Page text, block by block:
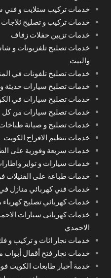
خدمات تركيب ستلايت و فني
خدمات تركيب و تصليح
خدمات تزيين حفلات زفاف
خدمات تصليح تلفزيونات و
والبيت
خدمات تصليح تلفونات في
خدمات تصليح سيارات حديثة و
خدمات تصليح سيارات في
خدمات تصليح سيارات من كل
خدمات تصليح و صيانة
خدمات تنظيم الافراح الكويت
خدمات سريعة وفورية على
خدمات سيارات و تواير
خدمات طباعة على الفنيلات
خدمات فني كهربائي منازل في
خدمات كهربائي تصليح
خدمات كهربائي سيارات
الاحمدي
خدمات نجار اثاث و تركيب و
خدمات نجار فتح أقفال أبواب
خدمة أحبار طابعات الكويت